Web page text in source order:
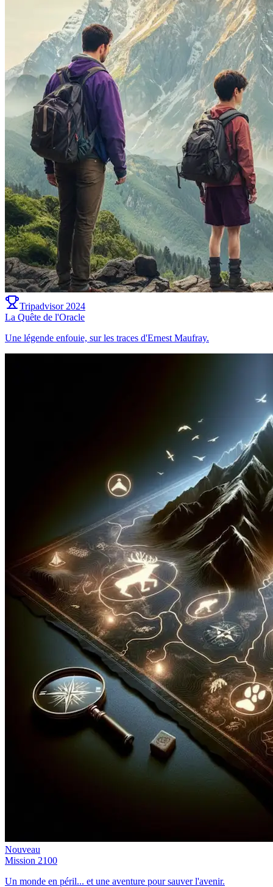
Tripadvisor 2024
La Quête de l'Oracle
Une légende enfouie, sur les traces d'Ernest Maufray.
Nouveau
Mission 2100
Un monde en péril... et une aventure pour sauver l'avenir.